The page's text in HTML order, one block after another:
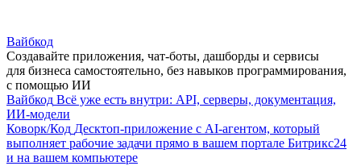
Вайбкод
Создавайте приложения, чат-боты, дашборды и сервисы
для бизнеса самостоятельно, без навыков программирования,
с помощью ИИ
Вайбкод Всё уже есть внутри: API, серверы, документация,
ИИ-модели
Коворк/Код Десктоп-приложение с AI-агентом, который
выполняет рабочие задачи прямо в вашем портале Битрикс24
и на вашем компьютере